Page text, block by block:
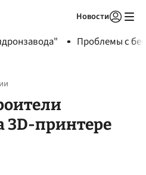
Новости
Проблемы с
3D-принтере